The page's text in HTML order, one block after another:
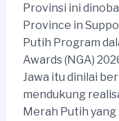
Provinsi ini
Province in
Putih Program
Awards (NGA)
Jawa itu dinilai
mendukung
Merah Putih